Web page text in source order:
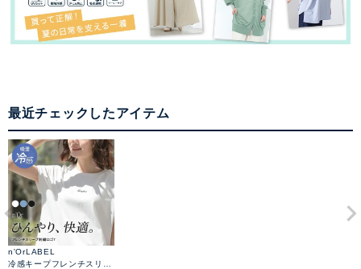
最近チェックしたアイテム
n'OrLABEL
冷感キープフレンチスリー